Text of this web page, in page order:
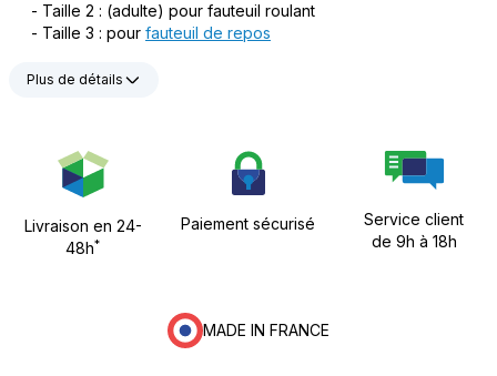
- Taille 2 : (adulte) pour fauteuil roulant
- Taille 3 : pour fauteuil de repos
Plus de détails
Livraison en 24-
48h*
Paiement sécurisé
Service client
de 9h à 18h
MADE IN FRANCE